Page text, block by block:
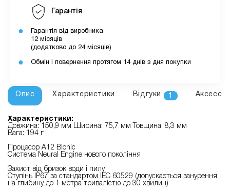
Гарантія
Гарантія від виробника
12 місяців
(додатково до 24 місяців)
Обмін і повернення протягом 14 днів з дня покупки
Опис Характеристики Відгуки 1
Характеристики:
Довжина: 150,9 мм Ширина: 75,7 мм Товщина: 8,3 мм
Вага: 194 г
Процесор A12 Bionic
Система Neural Engine нового покоління
Захист від бризок води і пилу
Ступінь IP67 за стандартом IEC 60529 (допускається занурення
на глибину до 1 метра тривалістю до 30 хвилин)